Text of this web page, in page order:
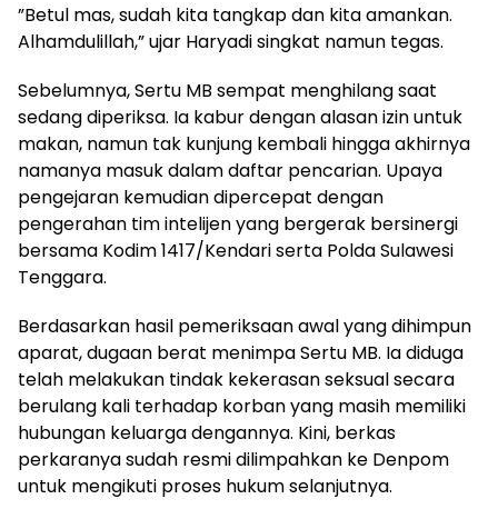
‎”Betul mas, sudah kita tangkap dan kita amankan.
Alhamdulillah,” ujar Haryadi singkat namun tegas.
‎Sebelumnya, Sertu MB sempat menghilang saat
sedang diperiksa. Ia kabur dengan alasan izin untuk
makan, namun tak kunjung kembali hingga akhirnya
namanya masuk dalam daftar pencarian. Upaya
pengejaran kemudian dipercepat dengan
pengerahan tim intelijen yang bergerak bersinergi
bersama Kodim 1417/Kendari serta Polda Sulawesi
Tenggara.
‎Berdasarkan hasil pemeriksaan awal yang dihimpun
aparat, dugaan berat menimpa Sertu MB. Ia diduga
telah melakukan tindak kekerasan seksual secara
berulang kali terhadap korban yang masih memiliki
hubungan keluarga dengannya. Kini, berkas
perkaranya sudah resmi dilimpahkan ke Denpom
untuk mengikuti proses hukum selanjutnya.